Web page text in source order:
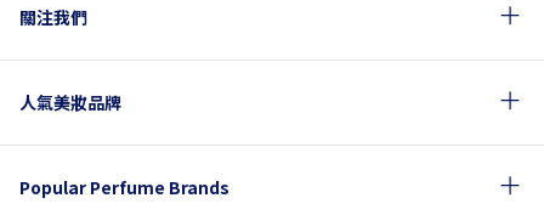
關注我們
人氣美妝品牌
Popular Perfume Brands